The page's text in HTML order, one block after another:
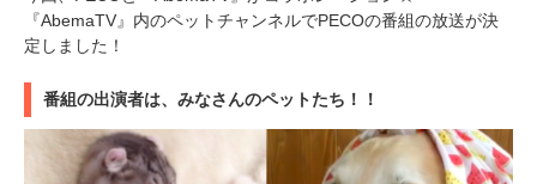
『AbemaTV』内のペットチャンネルでPECOの番組の放送が決
定しました！
番組の出演者は、みなさんのペットたち！！